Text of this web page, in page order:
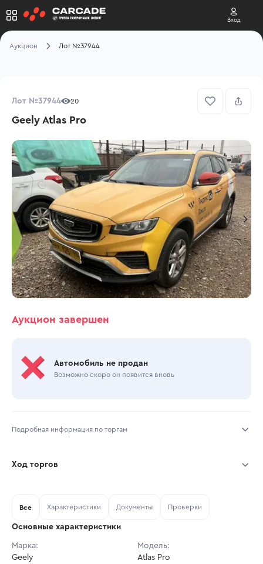
Вход
Аукцион Лот №37944
Лот №37944 20
Geely Atlas Pro
Аукцион завершен
Автомобиль не продан
Возможно скоро он появится вновь
Подробная информация по торгам
Тип аукциона: Открытые торги
Шаг торгов: 5 000 ₽
Ход торгов
Ставок не найдено
Все Характеристики Документы Проверки
Основные характеристики
Марка:
Geely
Модель:
Atlas Pro